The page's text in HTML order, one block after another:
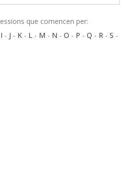
que comencen per:
I - J - K - L - M - N - O - P - Q - R - S -